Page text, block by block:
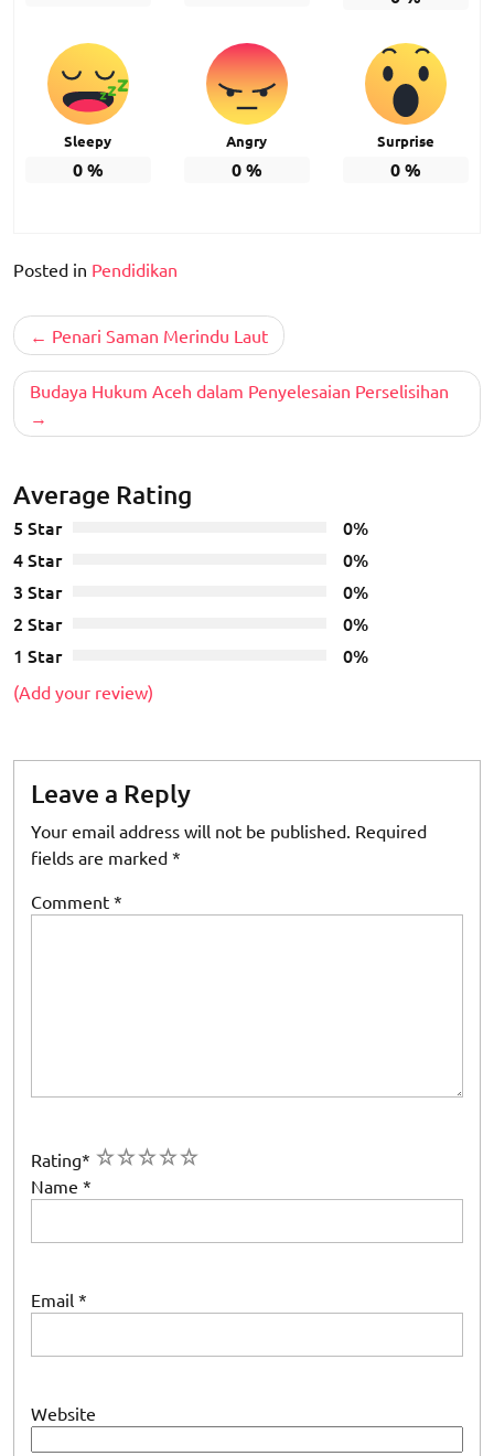
Sleepy
0%
Angry
0%
Surprise
0%
Posted in Pendidikan
Post
navigation
Penari Saman Merindu Laut
Budaya Hukum Aceh dalam Penyelesaian Perselisihan
Average Rating
5 Star
0%
4 Star
0%
3 Star
0%
2 Star
0%
1 Star
0%
(Add your review)
Leave a Reply
Your email address will not be published. Required
fields are marked *
Comment *
Rating* 5
4
3
2
1
Name *
Email *
Website